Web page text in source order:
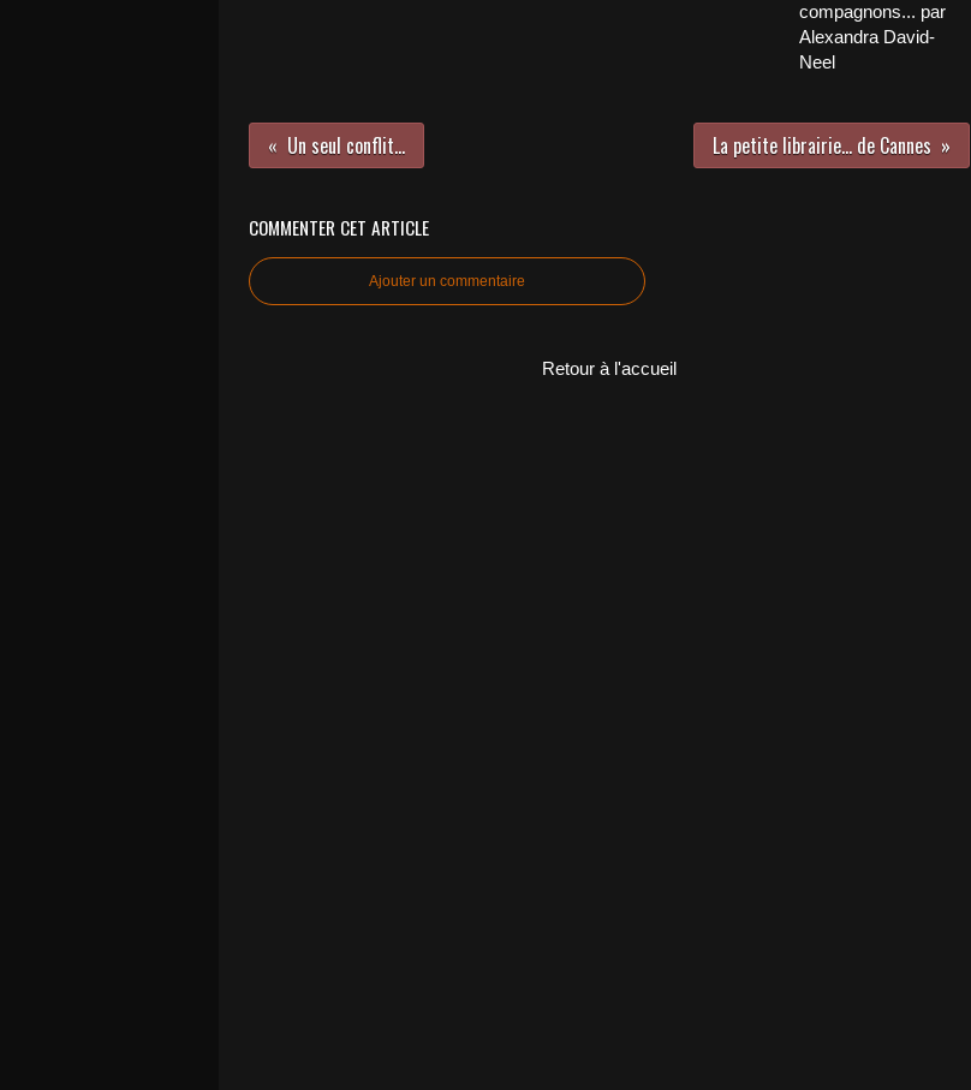
compagnons... par
Alexandra David-
Neel
Un seul conflit... La petite librairie… de Cannes
COMMENTER CET ARTICLE
Ajouter un commentaire
Retour à l'accueil